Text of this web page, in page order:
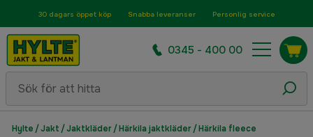
30 dagars öppet köp Snabba leveranser Personlig service
0345 - 400 00
Hylte /Jakt /Jaktkläder/Härkila jaktkläder/Härkila fleece